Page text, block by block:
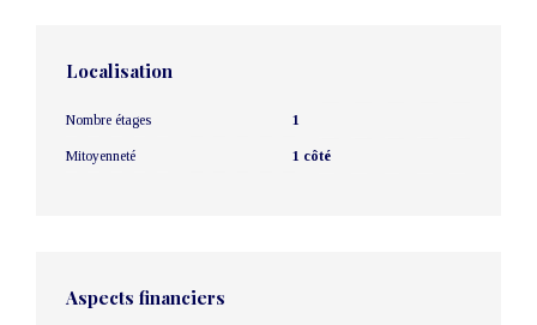
Localisation
Nombre étages 1
Mitoyenneté 1 côté
Aspects financiers